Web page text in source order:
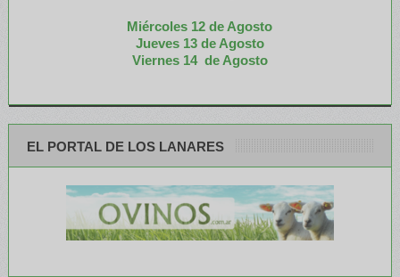
Miércoles 12 de Agosto
Jueves 13 de Agosto
Viernes 14 de Agosto
EL PORTAL DE LOS LANARES